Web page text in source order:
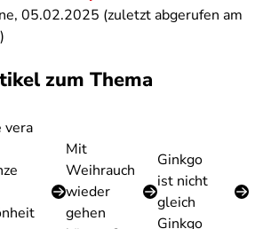
05.02.2025 (zuletzt abgerufen am
zum Thema
vera
Mit
Weihrauch
wieder
gehen
Ginkgo
ist nicht
gleich
Ginkgo